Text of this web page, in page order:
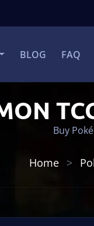
BLOG FAQ
Buy
Home